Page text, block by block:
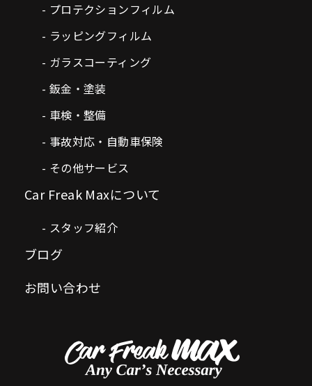
プロテクションフィルム
ラッピングフィルム
ガラスコーティング
鈑金・塗装
車検・整備
事故対応・自動車保険
その他サービス
Car Freak Maxについて
スタッフ紹介
ブログ
お問い合わせ